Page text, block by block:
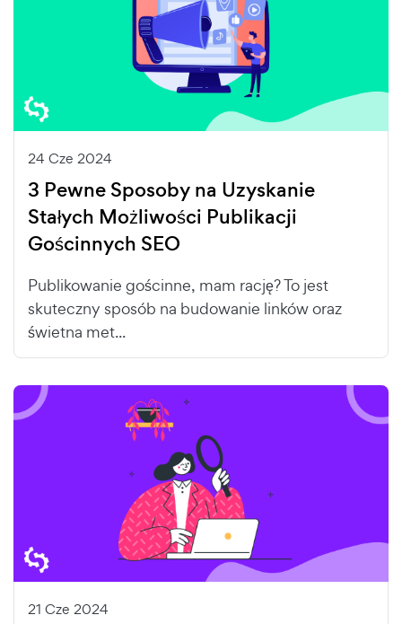
24 Cze 2024
3 Pewne Sposoby na Uzyskanie
Stałych Możliwości Publikacji
Gościnnych SEO
Publikowanie gościnne, mam rację? To jest
skuteczny sposób na budowanie linków oraz
świetna met...
21 Cze 2024